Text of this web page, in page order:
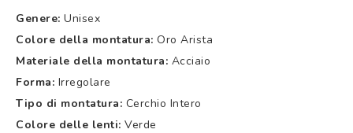
Genere: Unisex
Colore della montatura: Oro Arista
Materiale della montatura: Acciaio
Forma: Irregolare
Tipo di montatura: Cerchio Intero
Colore delle lenti: Verde